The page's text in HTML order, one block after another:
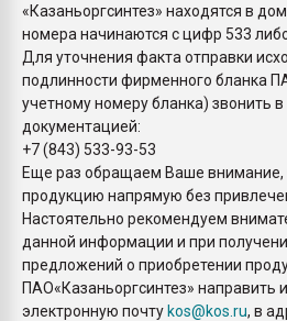
«Казаньоргсинтез» находятся в
номера начинаются с цифр 533
Для уточнения факта отправки
подлинности фирменного бланка
учетному номеру бланка) звонить
документацией:
+7 (843) 533-93-53
Еще раз обращаем Ваше внимание,
продукцию напрямую без
Настоятельно рекомендуем
данной информации и при
предложений о приобретении
ПАО«Казаньоргсинтез»
электронную почтуkos@kos.ru, в